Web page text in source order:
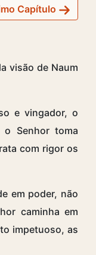
Capítulo
visão de Naum
e vingador, o
o Senhor toma
com rigor os
em poder, não
caminha em
impetuoso, as